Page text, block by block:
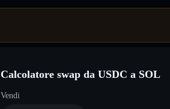
Calcolatore swap da USDC a SOL
Vendi